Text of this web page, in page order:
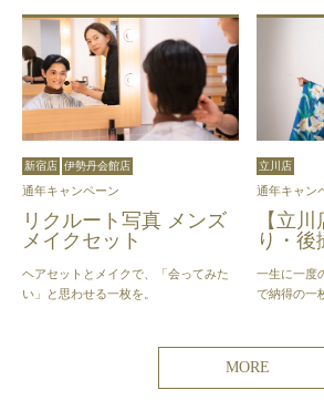
新宿店 伊勢丹会館店
通年キャンペーン
リクルート写真 メンズ
メイクセット
ヘアセットとメイクで、「会ってみた
い」と思わせる一枚を。
立川店
通年キャン
【立
り・後
一生に一度
で納得の一
MORE